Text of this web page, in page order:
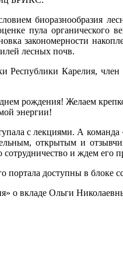
биоразнообразия
пула органического
закономерности
лесных почв.
Республики Карелия,
рождения! Желаем
энергии!
с лекциями. А
открытым и
и ждем его
доступны в блоке
о вкладе Ольги